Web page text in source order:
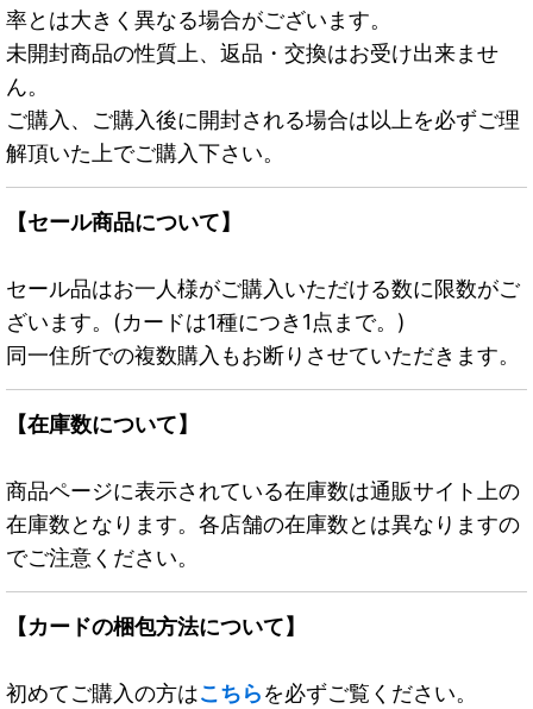
率とは大きく異なる場合がございます。
未開封商品の性質上、返品・交換はお受け出来ませ
ん。
ご購入、ご購入後に開封される場合は以上を必ずご理
解頂いた上でご購入下さい。
【セール商品について】
セール品はお一人様がご購入いただける数に限数がご
ざいます。(カードは1種につき1点まで。)
同一住所での複数購入もお断りさせていただきます。
【在庫数について】
商品ページに表示されている在庫数は通販サイト上の
在庫数となります。各店舗の在庫数とは異なりますの
でご注意ください。
【カードの梱包方法について】
初めてご購入の方はこちらを必ずご覧ください。